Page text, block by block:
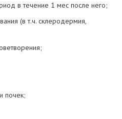
в течение 1 мес после него;
(в т.ч. склеродермия,
почек;